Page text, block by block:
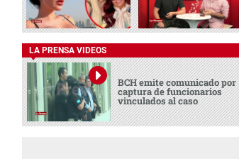
LA PRENSA VIDEOS
BCH emite comunicado por
captura de funcionarios
vinculados al caso